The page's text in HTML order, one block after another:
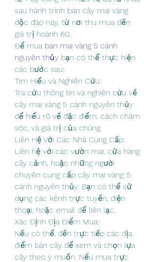
sau hành trình bán cây mai vàng
độc đáo này, từ nơi thu mua đến
giá trị hoành 60.
Để mua bán mai vàng 5 cánh
nguyên thủy bạn có thể thực hiện
các bước sau:
Tìm Hiểu và Nghiên Cứu:
Tra cứu thông tin và nghiên cứu về
cây mai vàng 5 cánh nguyên thủy
để hiểu rõ về đặc điểm, cách chăm
sóc, và giá trị của chúng.
Liên Hệ Với Các Nhà Cung Cấp:
Liên hệ với các vườn mai, cửa hàng
cây cảnh, hoặc những người
chuyên cung cấp cây mai vàng 5
cánh nguyên thủy. Bạn có thể sử
dụng các kênh trực tuyến, điện
thoại, hoặc email để liên lạc.
Xác Định Địa Điểm Mua:
Nếu có thể, đến trực tiếp các địa
điểm bán cây để xem và chọn lựa
cây theo ý muốn. Nếu mua trực